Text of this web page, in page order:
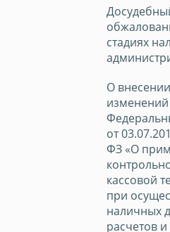
стадиях
О внесении
от
ФЗ «О
кассовой
при
наличных
расчетов